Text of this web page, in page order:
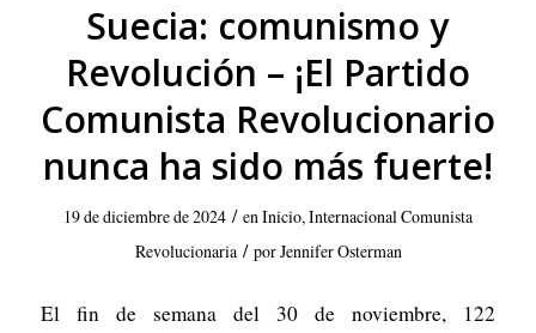
Suecia: comunismo y
Revolución – ¡El Partido
Comunista Revolucionario
nunca ha sido más fuerte!
19 de diciembre de 2024 / enInicio,Internacional Comunista
Revolucionaria / porJennifer Osterman
El fin de semana del 30 de noviembre, 122